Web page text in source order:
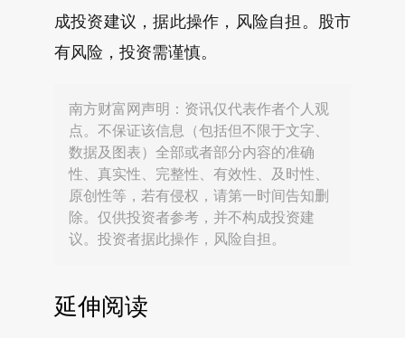
成投资建议，据此操作，风险自担。股市
有风险，投资需谨慎。
南方财富网声明：资讯仅代表作者个人观
点。不保证该信息（包括但不限于文字、
数据及图表）全部或者部分内容的准确
性、真实性、完整性、有效性、及时性、
原创性等，若有侵权，请第一时间告知删
除。仅供投资者参考，并不构成投资建
议。投资者据此操作，风险自担。
延伸阅读